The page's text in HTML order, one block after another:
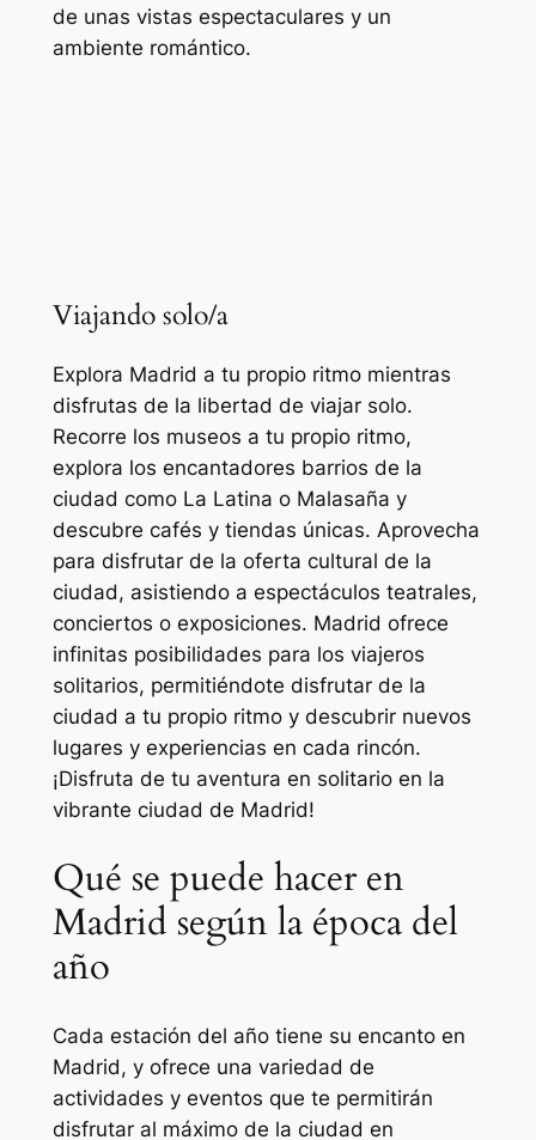
de unas vistas espectaculares y un
ambiente romántico.
Viajando solo/a
Explora Madrid a tu propio ritmo mientras
disfrutas de la libertad de viajar solo.
Recorre los museos a tu propio ritmo,
explora los encantadores barrios de la
ciudad como La Latina o Malasaña y
descubre cafés y tiendas únicas. Aprovecha
para disfrutar de la oferta cultural de la
ciudad, asistiendo a espectáculos teatrales,
conciertos o exposiciones. Madrid ofrece
infinitas posibilidades para los viajeros
solitarios, permitiéndote disfrutar de la
ciudad a tu propio ritmo y descubrir nuevos
lugares y experiencias en cada rincón.
¡Disfruta de tu aventura en solitario en la
vibrante ciudad de Madrid!
Qué se puede hacer en
Madrid según la época del
año
Cada estación del año tiene su encanto en
Madrid, y ofrece una variedad de
actividades y eventos que te permitirán
disfrutar al máximo de la ciudad en